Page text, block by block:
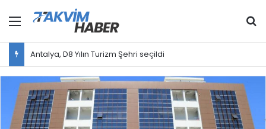
Menü
Antalya, D8 Yılın Turizm Şehri seçildi